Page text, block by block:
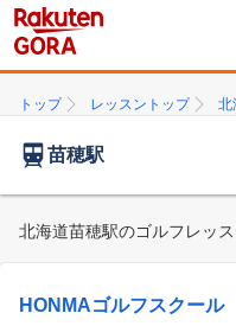
トップ レッスントップ 北
苗穂駅
北海道苗穂駅のゴルフレッ
HONMAゴルフスクー